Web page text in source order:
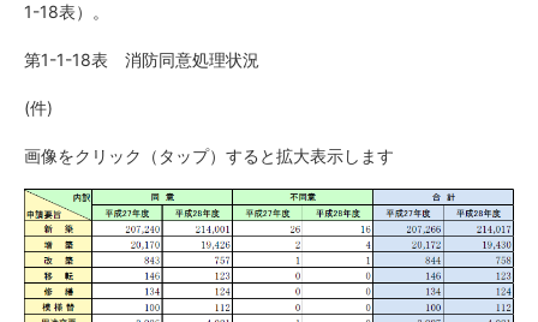
1-18表）。
第1-1-18表 消防同意処理状況
(件)
画像をクリック（タップ）すると拡大表示します